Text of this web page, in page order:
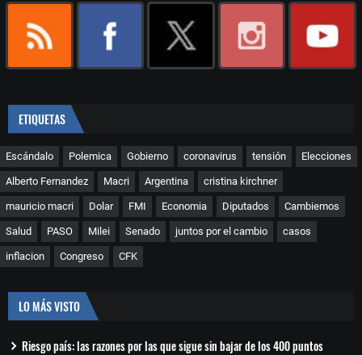
ETIQUETAS
Escándalo Polemica Gobierno coronavirus tensión Elecciones
Alberto Fernandez Macri Argentina cristina kirchner
mauricio macri Dolar FMI Economia Diputados Cambiemos
Salud PASO Milei Senado juntos por el cambio casos
inflacion Congreso CFK
LO MÁS VISTO
Riesgo país: las razones por las que sigue sin bajar de los 400 puntos